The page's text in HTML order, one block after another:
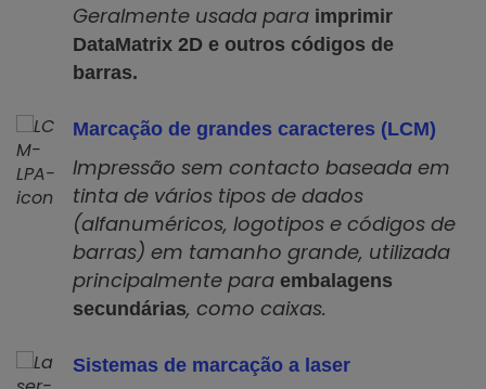
Geralmente usada para imprimir
DataMatrix 2D e outros códigos de
barras.
Marcação de grandes caracteres (LCM)
Impressão sem contacto baseada em
tinta de vários tipos de dados
(alfanuméricos, logotipos e códigos de
barras) em tamanho grande, utilizada
principalmente para embalagens
secundárias, como caixas.
Sistemas de marcação a laser